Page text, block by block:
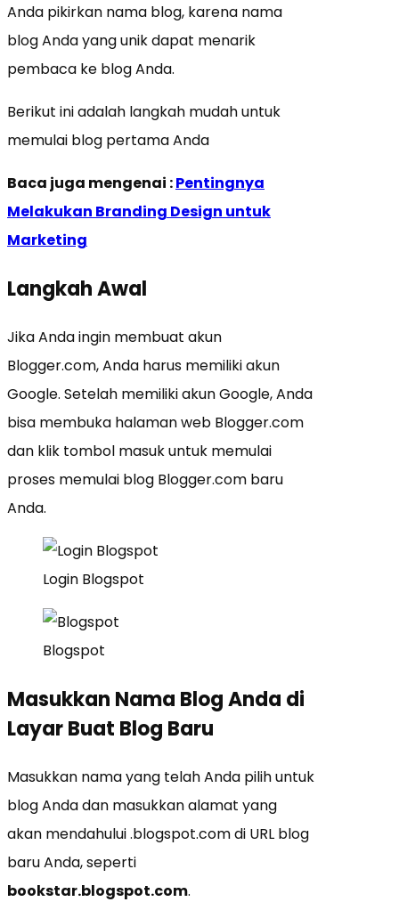
Anda pikirkan nama blog, karena nama
blog Anda yang unik dapat menarik
pembaca ke blog Anda.
Berikut ini adalah langkah mudah untuk
memulai blog pertama Anda
Baca juga mengenai :Pentingnya
Melakukan Branding Design untuk
Marketing
Langkah Awal
Jika Anda ingin membuat akun
Blogger.com, Anda harus memiliki akun
Google. Setelah memiliki akun Google, Anda
bisa membuka halaman web Blogger.com
dan klik tombol masuk untuk memulai
proses memulai blog Blogger.com baru
Anda.
Login Blogspot
Blogspot
Masukkan Nama Blog Anda di
Layar Buat Blog Baru
Masukkan nama yang telah Anda pilih untuk
blog Anda dan masukkan alamat yang
akan mendahului .blogspot.com di URL blog
baru Anda, seperti
bookstar.blogspot.com.